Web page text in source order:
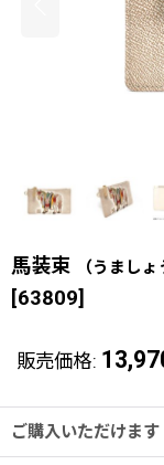
馬装束 （うましょ
[63809]
販売価格:
ご購入いただけます